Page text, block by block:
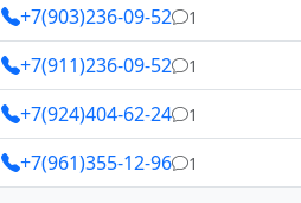
+7(903)236-09-52 1
+7(911)236-09-52 1
+7(924)404-62-24 1
+7(961)355-12-96 1